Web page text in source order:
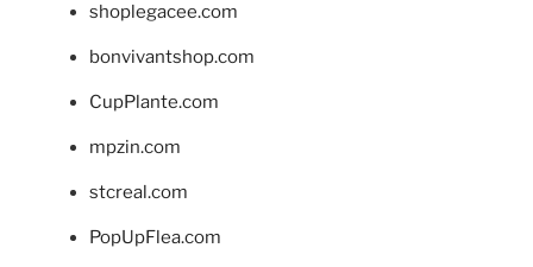
shoplegacee.com
bonvivantshop.com
CupPlante.com
mpzin.com
stcreal.com
PopUpFlea.com